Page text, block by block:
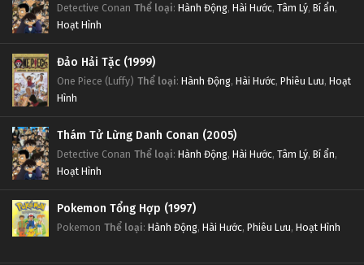
Detective Conan Thể loại: Hành Động, Hài Hước, Tâm Lý, Bí ẩn,
Hoạt Hình
Đảo Hải Tặc (1999)
One Piece (Luffy) Thể loại: Hành Động, Hài Hước, Phiêu Lưu, Hoạt
Hình
Thám Tử Lừng Danh Conan (2005)
Detective Conan Thể loại: Hành Động, Hài Hước, Tâm Lý, Bí ẩn,
Hoạt Hình
Pokemon Tổng Hợp (1997)
Pokemon Thể loại: Hành Động, Hài Hước, Phiêu Lưu, Hoạt Hình